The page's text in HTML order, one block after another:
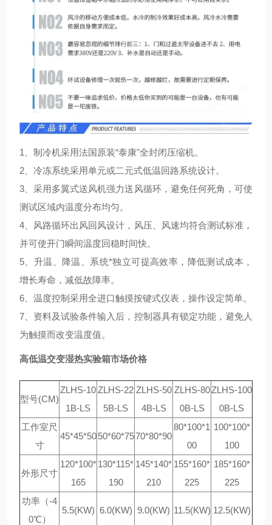
1、制冷机采用法国原装“泰康"全封闭压缩机。
2、冷冻系统采用单元或二元式低温回路系统设计。
3、采用多翼式送风机强力送风循环，避免任何死角，可使
测试区域内温度分布均匀。
4、风路循环出风回风设计，风压、风速均符合测试标准，
并可使开门瞬间温度回稳时间快。
5、升温、降温、系统*独立可提高效率，降低测试成本，
增长寿命，减低故障率。
6、温度控制采用全进口触摸按键式仪表，操作设定简单。
7、资料及试验条件输入后，控制器具有锁定功能，避免人
为触摸而改变温度值。
高低温交变湿热实验箱市场价格
型号(CM)
ZLHS-10
1B-LS
ZLHS-22
5B-LS
ZLHS-50
4B-LS
ZLHS-80
0B-LS
ZLHS-100
0B-LS
工作室尺
寸
45*45*50 50*60*7570*80*90
80*100*1
00
100*100*
100
外形尺寸
120*100*
165
130*115*
190
145*140*
210
155*160*
225
185*160*
225
功率（-4
0℃）
5.5(KW) 6.0(KW) 9.0(KW) 11.5(KW) 12.5(KW)